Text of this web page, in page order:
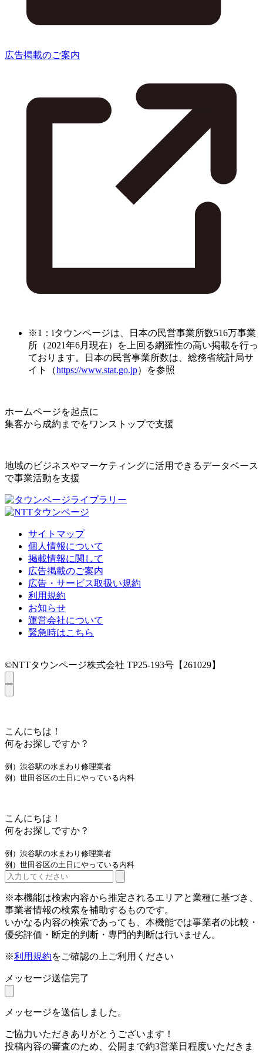
広告掲載のご案内
※1：iタウンページは、日本の民営事業所数516万事業
所（2021年6月現在）を上回る網羅性の高い掲載を行っ
ております。日本の民営事業所数は、総務省統計局サ
イト（https://www.stat.go.jp）を参照
ホームページを起点に
集客から成約までをワンストップで支援
地域のビジネスやマーケティングに活用できるデータベース
で事業活動を支援
サイトマップ
個人情報について
掲載情報に関して
広告掲載のご案内
広告・サービス取扱い規約
利用規約
お知らせ
運営会社について
緊急時はこちら
©NTTタウンページ株式会社 TP25-193号【261029】
こんにちは！
何をお探しですか？
例）渋谷駅の水まわり修理業者
例）世田谷区の土日にやっている内科
こんにちは！
何をお探しですか？
例）渋谷駅の水まわり修理業者
例）世田谷区の土日にやっている内科
※本機能は検索内容から推定されるエリアと業種に基づき、
事業者情報の検索を補助するものです。
いかなる内容の検索であっても、本機能では事業者の比較・
優劣評価・断定的判断・専門的判断は行いません。
※利用規約をご確認の上ご利用ください
メッセージ送信完了
メッセージを送信しました。
ご協力いただきありがとうございます！
投稿内容の審査のため、公開まで約3営業日程度いただきま